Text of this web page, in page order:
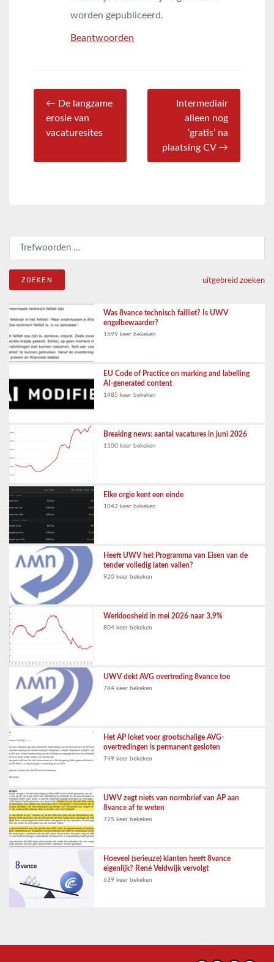
worden gepubliceerd.
Beantwoorden
← De langzame
erosie van
vacaturesites
Intermediair
alleen nog
‘gratis’ na
plaatsing CV →
Zoeken naar:
uitgebreid zoeken
Was 8vance technisch failliet? Is UWV
engelbewaarder?
1699 keer bekeken
EU Code of Practice on marking and labelling
AI-generated content
1485 keer bekeken
Breaking news: aantal vacatures in juni 2026
1100 keer bekeken
Elke orgie kent een einde
1042 keer bekeken
Heeft UWV het Programma van Eisen van de
tender volledig laten vallen?
920 keer bekeken
Werkloosheid in mei 2026 naar 3,9%
804 keer bekeken
UWV dekt AVG overtreding 8vance toe
784 keer bekeken
Het AP loket voor grootschalige AVG-
overtredingen is permanent gesloten
749 keer bekeken
UWV zegt niets van normbrief van AP aan
8vance af te weten
725 keer bekeken
Hoeveel (serieuze) klanten heeft 8vance
eigenlijk? René Veldwijk vervolgt
639 keer bekeken